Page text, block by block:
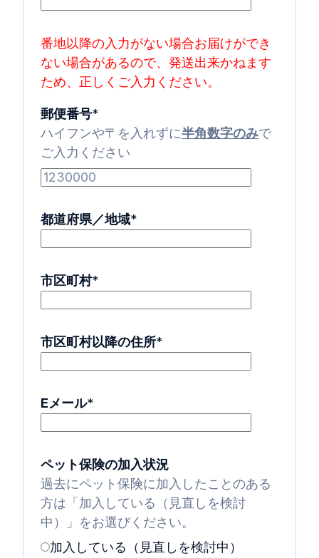
番地以降の入力がない場合お届けができ
ない場合があるので、 発送出来かねます
ため、正しくご入力ください。
郵便番号*
ハイフンや〒を入れずに半角数字のみで
ご入力ください
都道府県／地域*
市区町村*
市区町村以降の住所*
Eメール*
ペット保険の加入状況
過去にペット保険に加入したことのある
方は「加入している（見直しを検討
中）」をお選びください。
加入している（見直しを検討中）